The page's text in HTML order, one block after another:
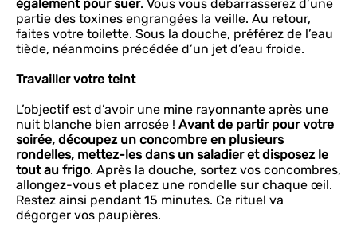
également pour suer. Vous vous débarrasserez d’une
partie des toxines engrangées la veille. Au retour,
faites votre toilette. Sous la douche, préférez de l’eau
tiède, néanmoins précédée d’un jet d’eau froide.
Travailler votre teint
L’objectif est d’avoir une mine rayonnante après une
nuit blanche bien arrosée ! Avant de partir pour votre
soirée, découpez un concombre en plusieurs
rondelles, mettez-les dans un saladier et disposez le
tout au frigo. Après la douche, sortez vos concombres,
allongez-vous et placez une rondelle sur chaque œil.
Restez ainsi pendant 15 minutes. Ce rituel va
dégorger vos paupières.